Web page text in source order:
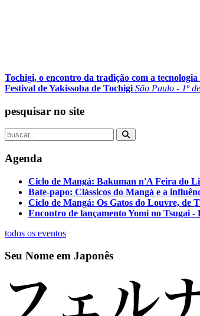
Tochigi, o encontro da tradição com a tecnologia
Festival de Yakissoba de Tochigi São Paulo - 1º
pesquisar no site
Agenda
Ciclo de Mangá: Bakuman n'A Feira do
Bate-papo: Clássicos do Mangá e a
Ciclo de Mangá: Os Gatos do Louvre, de
Encontro de lançamento Yomi no Tsugai -
todos os eventos
Seu Nome em Japonês